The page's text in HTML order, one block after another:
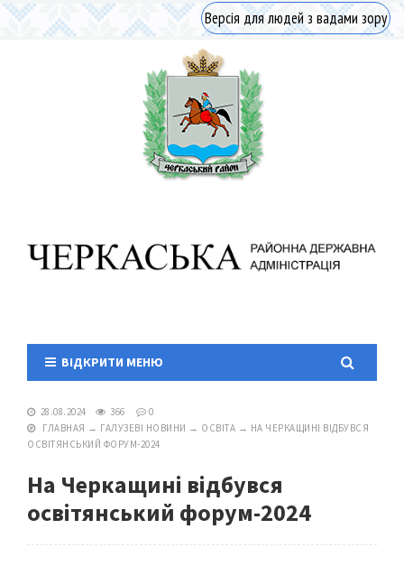
Версія для людей з вадами зору
ВІДКРИТИ МЕНЮ
28.08.2024 366
0
ГЛАВНАЯ → ГАЛУЗЕВІ НОВИНИ → ОСВІТА → НА ЧЕРКАЩИНІ ВІДБУВСЯ
ОСВІТЯНСЬКИЙ ФОРУМ-2024
На Черкащині відбувся
освітянський форум-2024